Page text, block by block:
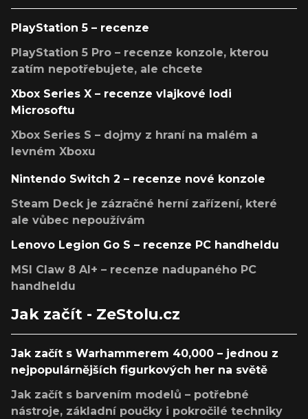
PlayStation 5 – recenze
PlayStation 5 Pro – recenze konzole, kterou
zatím nepotřebujete, ale chcete
Xbox Series X – recenze vlajkové lodi
Microsoftu
Xbox Series S – dojmy z hraní na malém a
levném Xboxu
Nintendo Switch 2 – recenze nové konzole
Steam Deck je zázračné herní zařízení, které
ale vůbec nepoužívám
Lenovo Legion Go S – recenze PC handheldu
MSI Claw 8 AI+ – recenze nadupaného PC
handheldu
Jak začít - ZeStolu.cz
Jak začít s Warhammerem 40,000 – jednou z
nejpopulárnějších figurkových her na světě
Jak začít s barvením modelů – potřebné
nástroje, základní poučky i pokročilé techniky